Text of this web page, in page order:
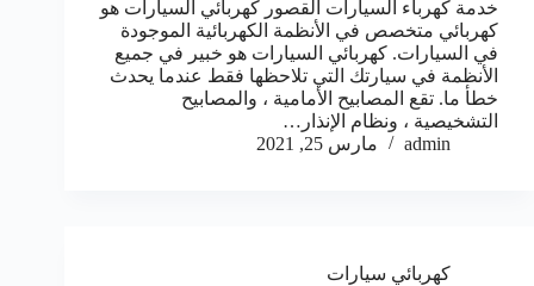
خدمة كهرباء السيارات القصور كهربائي السيارات هو
كهربائي متخصص في الأنظمة الكهربائية الموجودة
في السيارات. كهربائي السيارات هو خبير في جميع
الأنظمة في سيارتك التي تلاحظها فقط عندما يحدث
خطأ ما. تقع المصابيح الأمامية ، والمصابيح
التشخيصية ، ونظام الإنذار…
admin
مارس 25, 2021
كهربائي سيارات